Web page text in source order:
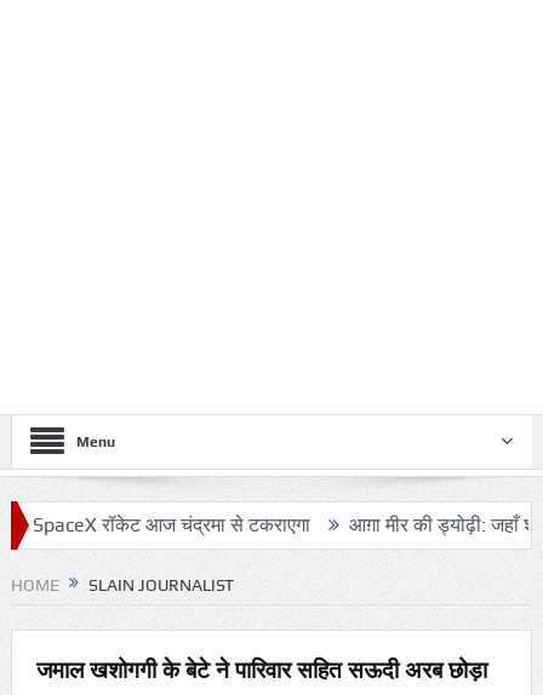
Menu
रॉकेट आज चंद्रमा से टकराएगा आग़ा मीर की ड्योढ़ी: जहाँ शानदार
HOME SLAIN JOURNALIST
जमाल खशोगगी के बेटे ने पारिवार सहित सऊदी अरब छोड़ा